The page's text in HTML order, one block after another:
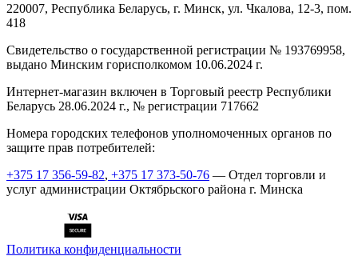
220007, Республика Беларусь, г. Минск, ул. Чкалова, 12-3, пом.
418
Cвидетельство о государственной регистрации № 193769958,
выдано Минским горисполкомом 10.06.2024 г.
Интернет-магазин включен в Торговый реестр Республики
Беларусь 28.06.2024 г., № регистрации 717662
Номера городских телефонов уполномоченных органов по
защите прав потребителей:
+375 17 356-59-82, +375 17 373-50-76 — Отдел торговли и
услуг администрации Октябрьского района г. Минска
Политика конфиденциальности